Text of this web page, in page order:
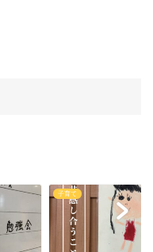
子育て